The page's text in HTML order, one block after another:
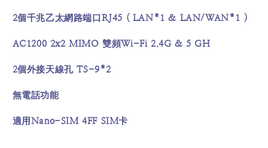
2個千兆乙太網路端口 RJ45 ( LAN*1 & LAN/WAN*1 )
AC1200 2x2 MIMO雙頻Wi-Fi 2.4G & 5 GH
2個外接天線孔TS-9*2
無電話功能
適用Nano-SIM 4FF SIM卡